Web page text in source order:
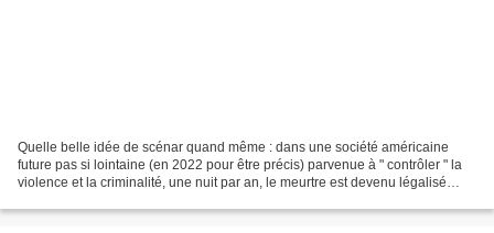
Quelle belle idée de scénar quand même : dans une société américaine
future pas si lointaine (en 2022 pour être précis) parvenue à " contrôler " la
violence et la criminalité, une nuit par an, le meurtre est devenu légalisé